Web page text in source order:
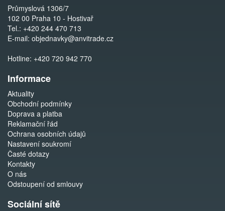
Průmyslová 1306/7
102 00 Praha 10 - Hostivař
Tel.: +420 244 470 713
E-mail: objednavky@anvitrade.cz
Hotline: +420 720 942 770
Informace
Aktuality
Obchodní podmínky
Doprava a platba
Reklamační řád
Ochrana osobních údajů
Nastavení soukromí
Časté dotazy
Kontakty
O nás
Odstoupení od smlouvy
Sociální sítě